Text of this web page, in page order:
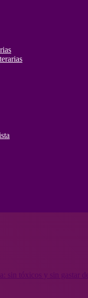
sin tóxicos y sin gastar de